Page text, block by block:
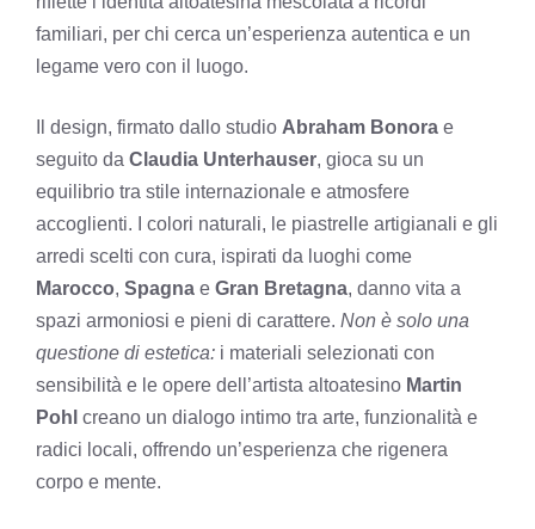
familiari, per chi cerca un’esperienza autentica e un
legame vero con il luogo.
Il design, firmato dallo studio Abraham Bonora e
seguito da Claudia Unterhauser, gioca su un
equilibrio tra stile internazionale e atmosfere
accoglienti. I colori naturali, le piastrelle artigianali e gli
arredi scelti con cura, ispirati da luoghi come
Marocco, Spagna e Gran Bretagna, danno vita a
spazi armoniosi e pieni di carattere. Non è solo una
questione di estetica: i materiali selezionati con
sensibilità e le opere dell’artista altoatesino Martin
Pohl creano un dialogo intimo tra arte, funzionalità e
radici locali, offrendo un’esperienza che rigenera
corpo e mente.